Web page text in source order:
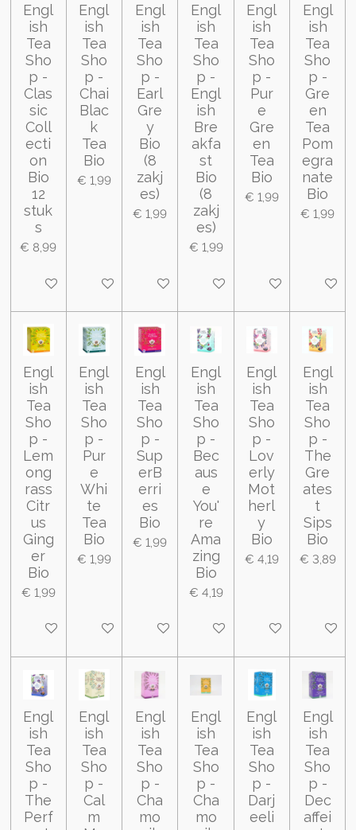
Engl
ish
Tea
Sho
p -
Clas
sic
Coll
ecti
on
Bio
12
stuk
s
€ 8,99
In winkelwagen
Engl
ish
Tea
Sho
p -
Chai
Blac
k
Tea
Bio
€ 1,99
In winkelwagen
Engl
ish
Tea
Sho
p -
Earl
Gre
y
Bio
(8
zakj
es)
€ 1,99
In winkelwagen
Engl
ish
Tea
Sho
p -
Engl
ish
Bre
akfa
st
Bio
(8
zakj
es)
€ 1,99
In winkelwagen
Engl
ish
Tea
Sho
p -
Pur
e
Gre
en
Tea
Bio
€ 1,99
In winkelwagen
Engl
ish
Tea
Sho
p -
Gre
en
Tea
Pom
egra
nate
Bio
€ 1,99
In
Engl
ish
Tea
Sho
p -
Lem
ong
rass
Citr
us
Ging
er
Bio
€ 1,99
In winkelwagen
Engl
ish
Tea
Sho
p -
Pur
e
Whi
te
Tea
Bio
€ 1,99
In winkelwagen
Engl
ish
Tea
Sho
p -
Sup
erB
erri
es
Bio
€ 1,99
In winkelwagen
Engl
ish
Tea
Sho
p -
Bec
aus
e
You'
re
Ama
zing
Bio
€ 4,19
In winkelwagen
Engl
ish
Tea
Sho
p -
Lov
erly
Mot
herl
y
Bio
€ 4,19
In winkelwagen
Engl
ish
Tea
Sho
p -
The
Gre
ates
t
Sips
Bio
€ 3,89
In
Engl
ish
Tea
Sho
p -
The
Perf
Engl
ish
Tea
Sho
p -
Cal
m
Engl
ish
Tea
Sho
p -
Cha
mo
Engl
ish
Tea
Sho
p -
Cha
mo
Engl
ish
Tea
Sho
p -
Darj
eeli
Engl
ish
Tea
Sho
p -
Dec
affei